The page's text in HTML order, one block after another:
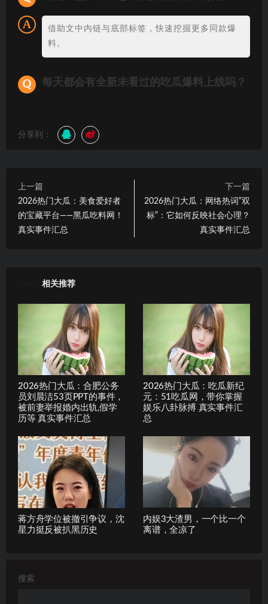
借助文中内链与底部标签，快速挖掘更多同款爆
料。
每天都会有全新未看过的吃瓜爆料上线吗？
分享到：
上一篇
2026热门大瓜：美食爱好者
的宝藏平台——黑瓜吃料网！
真实事件汇总
下一篇
2026热门大瓜：网络热词“双
标”：它如何反映社会心理？
真实事件汇总
相关推荐
2026热门大瓜：合肥公务
员刘晨洁53页PPT的事件，
被前妻举报婚内出轨,假学
历等 真实事件汇总
2026热门大瓜：吃瓜新纪
元：51吃瓜网，带你掌握
娱乐八卦脉搏 真实事件汇
总
蒋方舟学位被撤引争议，沈
星力挺反被扒黑历史
内娱3大渣男，一个比一个
离谱，全凉了
搜索